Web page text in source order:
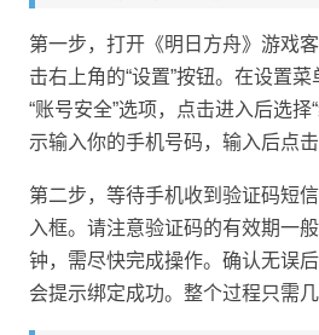
第一步，打开《明日方舟》游戏
击右上角的“设置”按钮。在设置菜
“账号安全”选项，点击进入后选择
示输入你的手机号码，输入后点击
第二步，等待手机收到验证码短
入框。请注意验证码的有效期一
钟，需尽快完成操作。确认无误
会提示绑定成功。整个过程只需